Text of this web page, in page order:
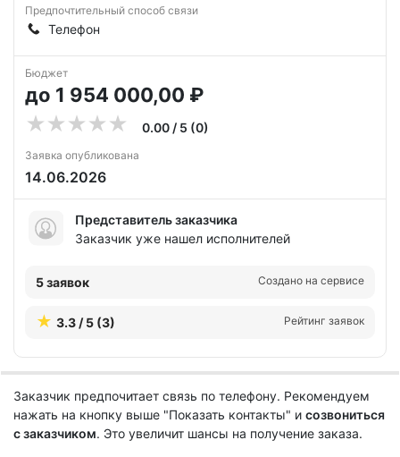
Предпочтительный способ связи
Телефон
Бюджет
до 1 954 000,00 ₽
0.00 / 5 (0)
Заявка опубликована
14.06.2026
Представитель заказчика
Заказчик уже нашел исполнителей
5 заявок Создано на сервисе
3.3 / 5 (3) Рейтинг заявок
Заказчик предпочитает связь по телефону. Рекомендуем
нажать на кнопку выше "Показать контакты" и созвониться
с заказчиком. Это увеличит шансы на получение заказа.